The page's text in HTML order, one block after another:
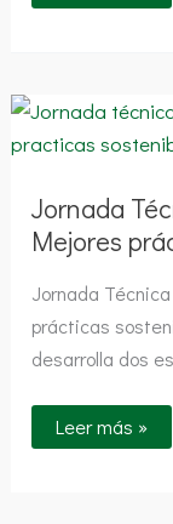
Jornada
Mejores
Jornada
prácticas
desarrolla dos
Jornada
Técnica
Online:
–
Mejores
prácticas
sostenibles
Leer más »